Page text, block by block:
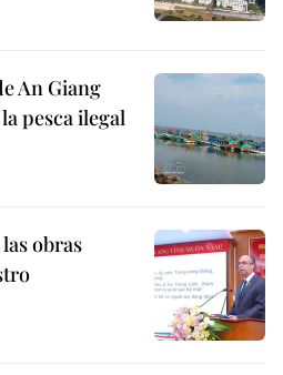
An Giang
pesca ilegal
obras